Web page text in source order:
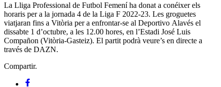
La Lliga Professional de Futbol Femení ha donat a conéixer els
horaris per a la jornada 4 de la Liga F 2022-23. Les groguetes
viatjaran fins a Vitòria per a enfrontar-se al Deportivo Alavés el
dissabte 1 d’octubre, a les 12.00 hores, en l’Estadi José Luis
Compañon (Vitòria-Gasteiz). El partit podrà veure’s en directe a
través de DAZN.
Compartir.